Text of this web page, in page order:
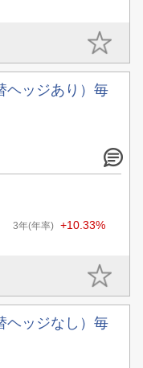
ヘッジあり）毎
3年(年率) +10.33%
ヘッジなし）毎